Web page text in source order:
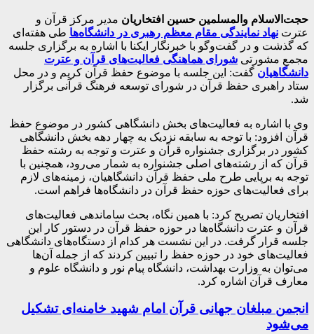
حجت‌الاسلام والمسلمین حسین افتخاریان مدیر مرکز قرآن و
عترت نهاد نمایندگی مقام معظم رهبری در دانشگاه‌ها طی هفته‌ای
که گذشت و در گفت‌وگو با خبرنگار ایکنا با اشاره به برگزاری جلسه
مجمع مشورتی شورای هماهنگی فعالیت‌های قرآن و عترت
دانشگاهیان گفت: این جلسه با موضوع حفظ قرآن کریم و در محل
ستاد راهبری حفظ قرآن در شورای توسعه فرهنگ قرآنی برگزار
شد.
وی با اشاره به فعالیت‌های بخش دانشگاهی کشور در موضوع حفظ
قرآن افزود: با توجه به سابقه نزدیک به چهار دهه بخش دانشگاهی
کشور در برگزاری جشنواره قرآن و عترت و توجه به رشته حفظ
قرآن که از رشته‌های اصلی جشنواره به شمار می‌رود، همچنین با
توجه به برپایی طرح ملی حفظ قرآن دانشگاهیان، زمینه‌های لازم
برای فعالیت‌های حوزه حفظ قرآن در دانشگاه‌ها فراهم است.
افتخاریان تصریح کرد: با همین نگاه، بحث ساماندهی فعالیت‌های
قرآن و عترت دانشگاه‌ها در حوزه حفظ قرآن در دستور کار این
جلسه قرار گرفت. در این نشست هر کدام از دستگاه‌های دانشگاهی
فعالیت‌های خود در حوزه حفظ را تبیین کردند که از جمله آن‌ها
می‌توان به وزارت بهداشت، دانشگاه پیام نور و دانشگاه علوم و
معارف قرآن اشاره کرد.
انجمن مبلغان جهانی قرآن امام شهید خامنه‌ای تشکیل
می‌شود